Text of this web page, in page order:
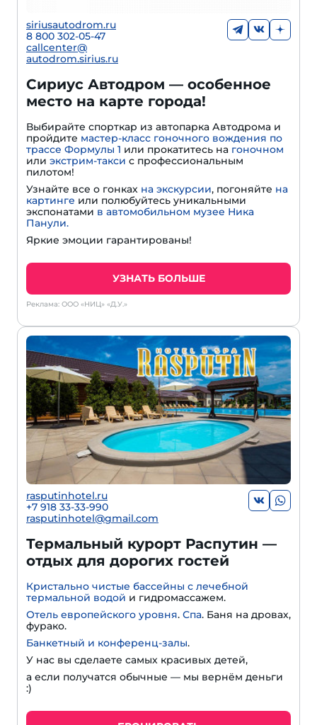
siriusautodrom.ru
8 800 302-05-47
callcenter@
autodrom.sirius.ru
Сириус Автодром — особенное
место на карте города!
Выбирайте спорткар из автопарка Автодрома и
пройдите мастер-класс гоночного вождения по
трассе Формулы 1 или прокатитесь на гоночном
или экстрим-такси с профессиональным
пилотом!
Узнайте все о гонках на экскурсии, погоняйте на
картинге или полюбуйтесь уникальными
экспонатами в автомобильном музее Ника
Панули.
Яркие эмоции гарантированы!
УЗНАТЬ БОЛЬШЕ
Реклама: ООО «НИЦ» «Д.У.»
rasputinhotel.ru
+7 918 33-33-990
rasputinhotel@gmail.com
Термальный курорт Распутин —
отдых для дорогих гостей
Кристально чистые бассейны с лечебной
термальной водой и гидромассажем.
Отель европейского уровня. Спа. Баня на дровах,
фурако.
Банкетный и конференц-залы.
У нас вы сделаете самых красивых детей,
а если получатся обычные — мы вернём деньги
:)